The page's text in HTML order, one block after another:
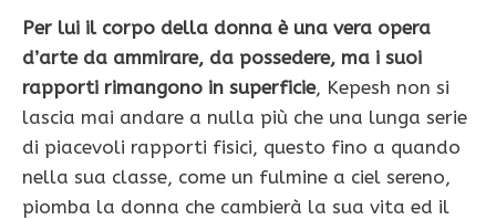
Per lui il corpo della donna è una vera opera
d’arte da ammirare, da possedere, ma i suoi
rapporti rimangono in superficie, Kepesh non si
lascia mai andare a nulla più che una lunga serie
di piacevoli rapporti fisici, questo fino a quando
nella sua classe, come un fulmine a ciel sereno,
piomba la donna che cambierà la sua vita ed il